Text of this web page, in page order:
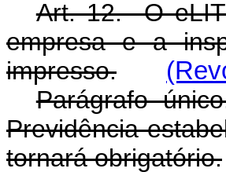
Art. 12. O eLIT
empresa e a
impresso.
Parágrafo
Previdência
tornará obrigatório.